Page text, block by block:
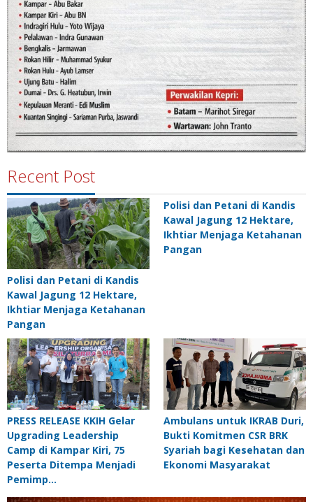
Recent Post
Polisi dan Petani di Kandis
Kawal Jagung 12 Hektare,
Ikhtiar Menjaga Ketahanan
Pangan
Polisi dan Petani di Kandis
Kawal Jagung 12 Hektare,
Ikhtiar Menjaga Ketahanan
Pangan
PRESS RELEASE KKIH Gelar
Upgrading Leadership
Camp di Kampar Kiri, 75
Peserta Ditempa Menjadi
Pemimp…
Ambulans untuk IKRAB Duri,
Bukti Komitmen CSR BRK
Syariah bagi Kesehatan dan
Ekonomi Masyarakat